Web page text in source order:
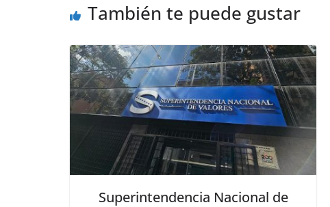
También te puede gustar
Superintendencia Nacional de